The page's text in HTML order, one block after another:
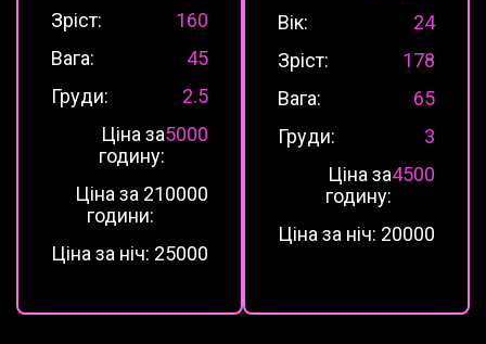
Зріст:
160
Вага:
45
Груди:
2.5
Ціна за
годину:
5000
Ціна за 2
години:
10000
Ціна за ніч: 25000
Вік:
24
Зріст:
178
Вага:
65
Груди:
3
Ціна за
годину:
4500
Ціна за ніч: 20000